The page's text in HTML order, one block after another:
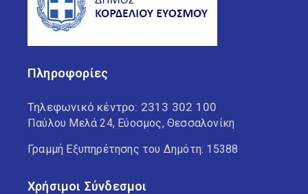
Πληροφορίες
Τηλεφωνικό κέντρο: 2313 302 100
Παύλου Μελά 24, Εύοσμος, Θεσσαλονίκη
Γραμμή Εξυπηρέτησης του Δημότη: 15388
Χρήσιμοι Σύνδεσμοι